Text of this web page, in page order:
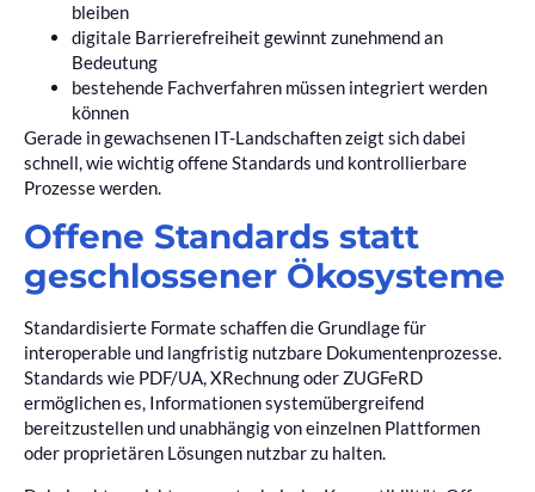
bleiben
digitale Barrierefreiheit gewinnt zunehmend an
Bedeutung
bestehende Fachverfahren müssen integriert werden
können
Gerade in gewachsenen IT-Landschaften zeigt sich dabei
schnell, wie wichtig offene Standards und kontrollierbare
Prozesse werden.
Offene Standards statt
geschlossener Ökosysteme
Standardisierte Formate schaffen die Grundlage für
interoperable und langfristig nutzbare Dokumentenprozesse.
Standards wie PDF/UA, XRechnung oder ZUGFeRD
ermöglichen es, Informationen systemübergreifend
bereitzustellen und unabhängig von einzelnen Plattformen
oder proprietären Lösungen nutzbar zu halten.